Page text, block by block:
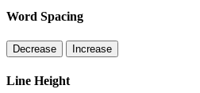
Word Spacing
Decrease Increase
Line Height